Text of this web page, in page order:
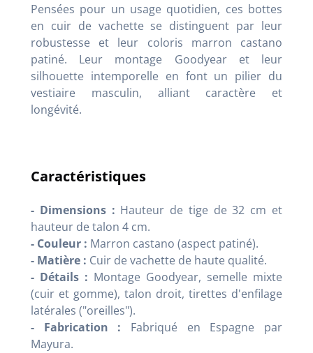
Pensées pour un usage quotidien, ces bottes
en cuir de vachette se distinguent par leur
robustesse et leur coloris marron castano
patiné. Leur montage Goodyear et leur
silhouette intemporelle en font un pilier du
vestiaire masculin, alliant caractère et
longévité.
Caractéristiques
- Dimensions : Hauteur de tige de 32 cm et
hauteur de talon 4 cm.
- Couleur : Marron castano (aspect patiné).
- Matière : Cuir de vachette de haute qualité.
- Détails : Montage Goodyear, semelle mixte
(cuir et gomme), talon droit, tirettes d'enfilage
latérales ("oreilles").
- Fabrication : Fabriqué en Espagne par
Mayura.